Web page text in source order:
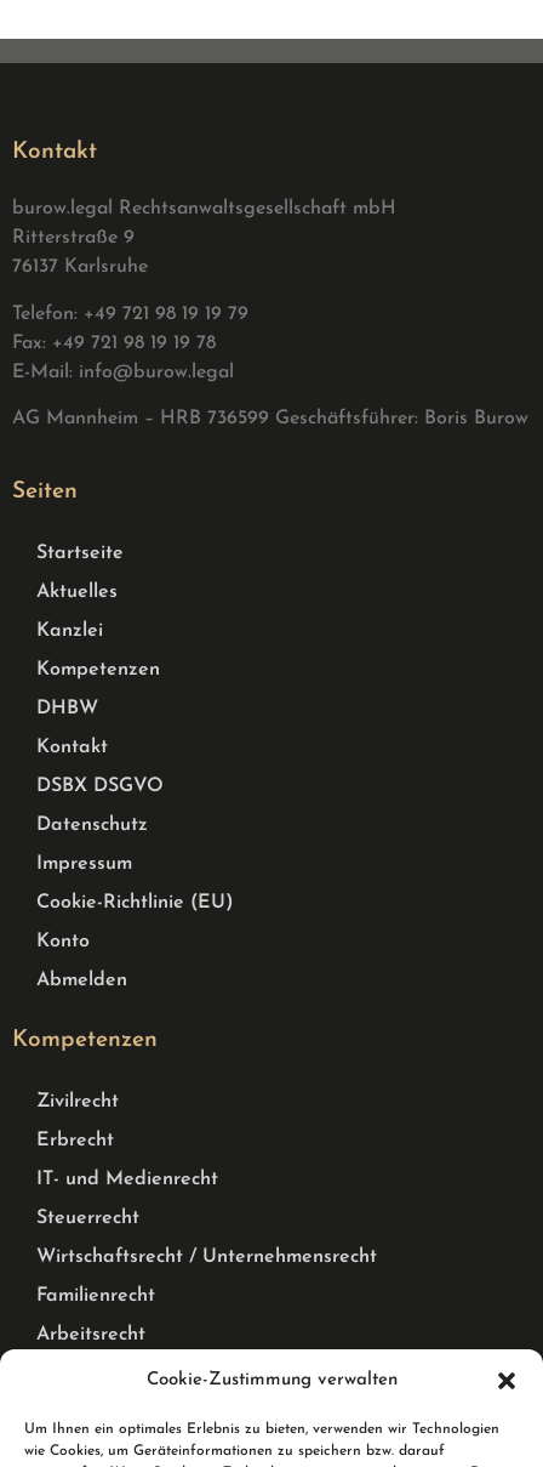
Cookie-Zustimmung verwalten
Um Ihnen ein optimales Erlebnis zu bieten, verwenden wir Technologien
wie Cookies, um Geräteinformationen zu speichern bzw. darauf
Kontakt
burow.legal Rechtsanwaltsgesellschaft mbH
Ritterstraße 9
76137 Karlsruhe
Telefon: +49 721 98 19 19 79
Fax: +49 721 98 19 19 78
E-Mail: info@burow.legal
AG Mannheim – HRB 736599 Geschäftsführer: Boris Burow
Seiten
Startseite
Aktuelles
Kanzlei
Kompetenzen
DHBW
Kontakt
DSBX DSGVO
Datenschutz
Impressum
Cookie-Richtlinie (EU)
Konto
Abmelden
Kompetenzen
Zivilrecht
Erbrecht
IT- und Medienrecht
Steuerrecht
Wirtschaftsrecht / Unternehmensrecht
Familienrecht
Arbeitsrecht
Mietrecht Privat und Gewerblich, WEG Recht